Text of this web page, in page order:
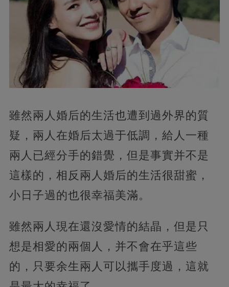
雖然兩人婚后的生活也遭到過外界的質
疑，兩人在婚后太過于低調，給人一種
兩人已經分手的錯覺，但是事實并不是
這樣的，相反兩人婚后的生活很甜蜜，
小日子過的也很幸福美滿。
雖然兩人現在還沒愛情的結晶，但是只
想是相愛的兩個人，并不會在乎這些
的，只要余生兩人可以攜手度過，這就